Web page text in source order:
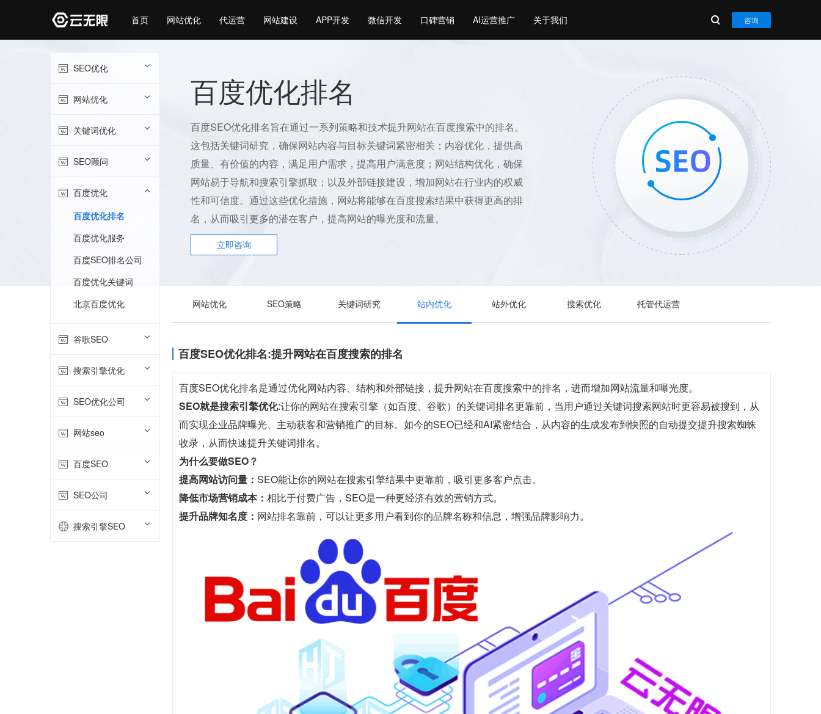
首页 网站优化 代运营 网站建设 APP开发 微信开发 口碑营销 AI运营推广 关于我们 咨询
百度优化排名
百度SEO优化排名旨在通过一系列策略和技术提升网站在百度搜索中的排名。
这包括关键词研究，确保网站内容与目标关键词紧密相关；内容优化，提供高
质量、有价值的内容，满足用户需求，提高用户满意度；网站结构优化，确保
网站易于导航和搜索引擎抓取；以及外部链接建设，增加网站在行业内的权威
性和可信度。通过这些优化措施，网站将能够在百度搜索结果中获得更高的排
名，从而吸引更多的潜在客户，提高网站的曝光度和流量。
立即咨询
SEO优化
网站优化
关键词优化
SEO顾问
百度优化
百度优化排名
百度优化服务
百度SEO排名公司
百度优化关键词
北京百度优化
谷歌SEO
搜索引擎优化
SEO优化公司
网站seo
百度SEO
SEO公司
搜索引擎SEO
网站优化 SEO策略 关键词研究 站内优化 站外优化 搜索优化 托管代运营
百度SEO优化排名:提升网站在百度搜索的排名
百度SEO优化排名是通过优化网站内容、结构和外部链接，提升网站在百度搜索中的排名，进而增加网站流量和曝光度。
SEO就是搜索引擎优化:让你的网站在搜索引擎（如百度、谷歌）的关键词排名更靠前，当用户通过关键词搜索网站时更容易被搜到，从
而实现企业品牌曝光、主动获客和营销推广的目标。如今的SEO已经和AI紧密结合，从内容的生成发布到快照的自动提交提升搜索蜘蛛
收录，从而快速提升关键词排名。
为什么要做SEO？
提高网站访问量： SEO能让你的网站在搜索引擎结果中更靠前，吸引更多客户点击。
降低市场营销成本： 相比于付费广告，SEO是一种更经济有效的营销方式。
提升品牌知名度： 网站排名靠前，可以让更多用户看到你的品牌名称和信息，增强品牌影响力。